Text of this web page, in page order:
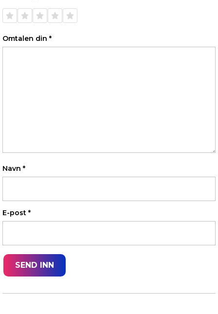
1 av 5
stjerner
2 av 5
stjerner
3 av 5
stjerner
4 av 5
stjerner
5 av 5
stjerner
Omtalen din *
Navn *
E-post *